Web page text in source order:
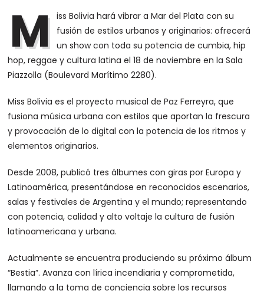
M iss Bolivia hará vibrar a Mar del Plata con su
fusión de estilos urbanos y originarios: ofrecerá
un show con toda su potencia de cumbia, hip
hop, reggae y cultura latina el 18 de noviembre en la Sala
Piazzolla (Boulevard Marítimo 2280).
Miss Bolivia es el proyecto musical de Paz Ferreyra, que
fusiona música urbana con estilos que aportan la frescura
y provocación de lo digital con la potencia de los ritmos y
elementos originarios.
Desde 2008, publicó tres álbumes con giras por Europa y
Latinoamérica, presentándose en reconocidos escenarios,
salas y festivales de Argentina y el mundo; representando
con potencia, calidad y alto voltaje la cultura de fusión
latinoamericana y urbana.
Actualmente se encuentra produciendo su próximo álbum
“Bestia”. Avanza con lírica incendiaria y comprometida,
llamando a la toma de conciencia sobre los recursos